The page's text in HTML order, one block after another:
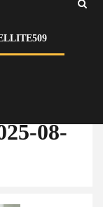
l’impunité d’État
08-